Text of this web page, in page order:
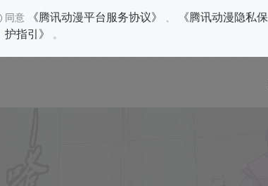
同意 《腾讯动漫平台服务协议》
《腾讯动漫隐私保
护指引》
。